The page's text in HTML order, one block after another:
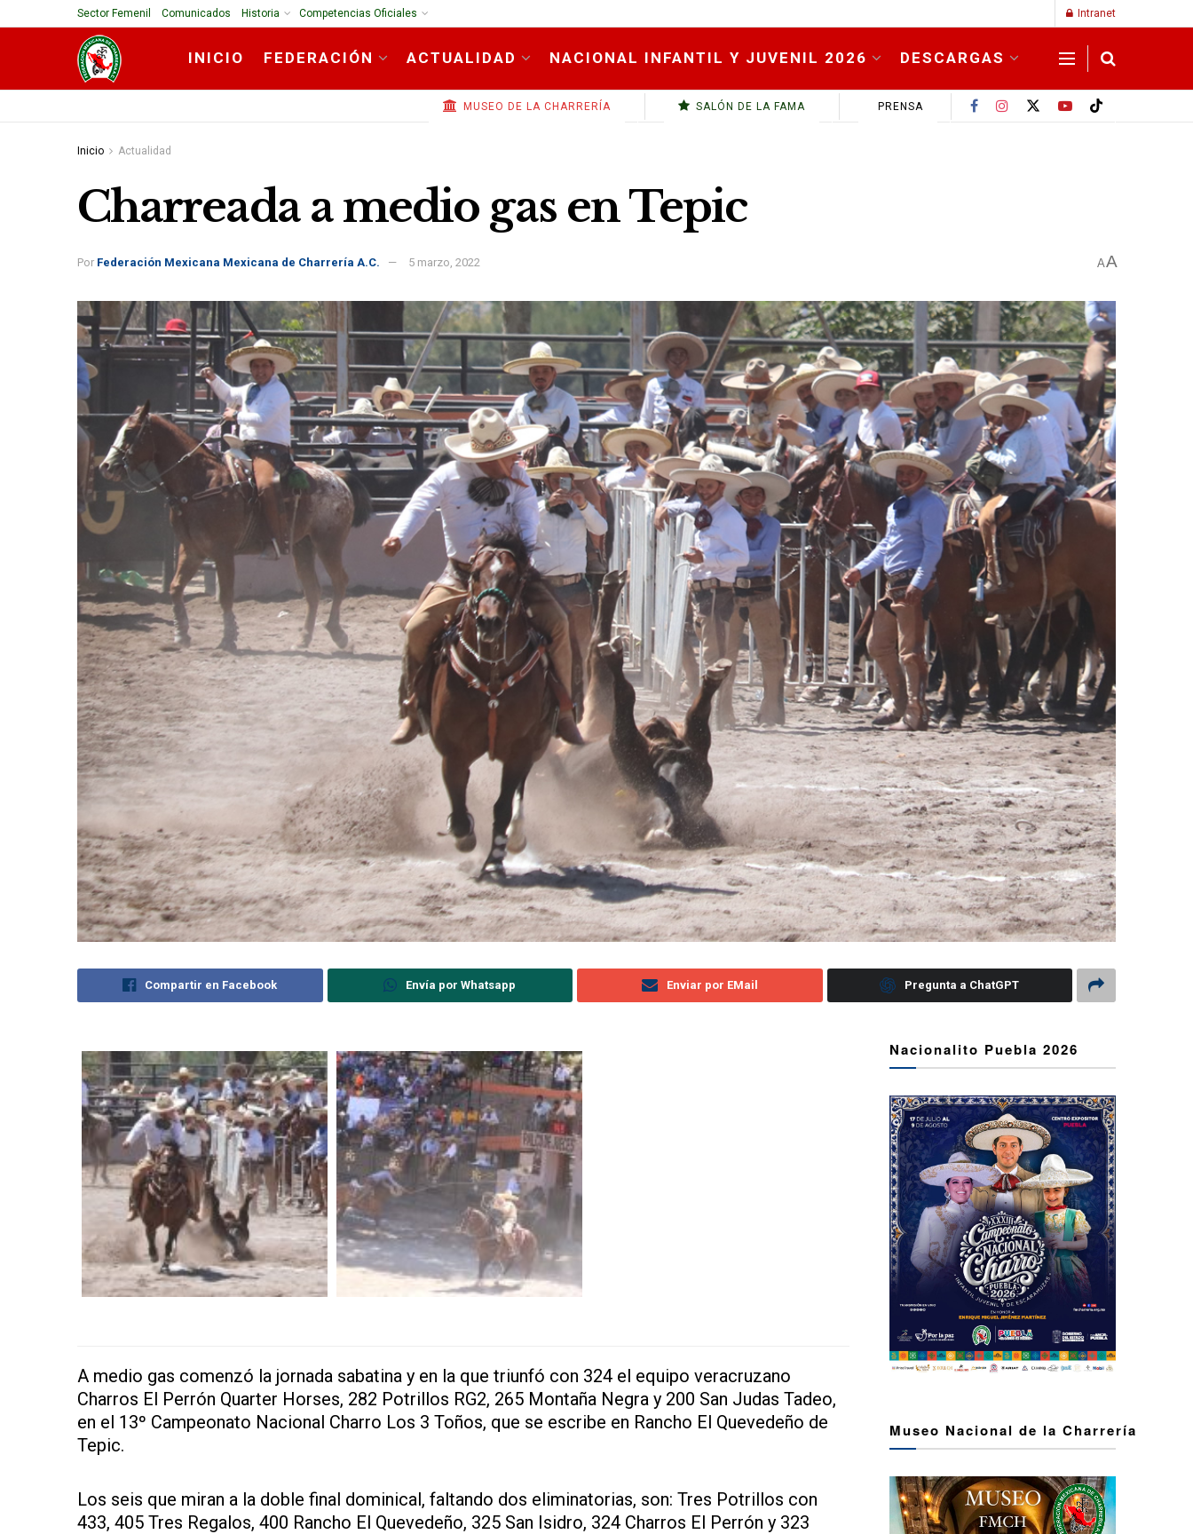
Sector Femenil Comunicados Historia Competencias Oficiales Intranet
INICIO FEDERACIÓN ACTUALIDAD NACIONAL INFANTIL Y JUVENIL 2026 DESCARGAS
MUSEO DE LA CHARRERÍA SALÓN DE LA FAMA PRENSA
Inicio Actualidad
Charreada a medio gas en Tepic
Por Federación Mexicana Mexicana de Charrería A.C. 5 marzo, 2022 AA
Compartir en Facebook Envía por Whatsapp Enviar por EMail Pregunta a ChatGPT
A medio gas comenzó la jornada sabatina y en la que triunfó con 324 el equipo veracruzano
Charros El Perrón Quarter Horses, 282 Potrillos RG2, 265 Montaña Negra y 200 San Judas Tadeo,
en el 13º Campeonato Nacional Charro Los 3 Toños, que se escribe en Rancho El Quevedeño de
Tepic.
Los seis que miran a la doble final dominical, faltando dos eliminatorias, son: Tres Potrillos con
433, 405 Tres Regalos, 400 Rancho El Quevedeño, 325 San Isidro, 324 Charros El Perrón y 323
Nacionalito Puebla 2026
Museo Nacional de la Charrería